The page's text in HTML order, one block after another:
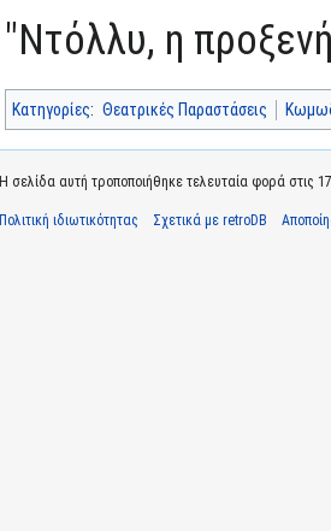
"Ντόλλυ, η
Κατηγορίες: Θεατρικές Παραστάσεις
Η σελίδα αυτή τροποποιήθηκε τελευταία φορά στις
Πολιτική ιδιωτικότητας Σχετικά με retroDB